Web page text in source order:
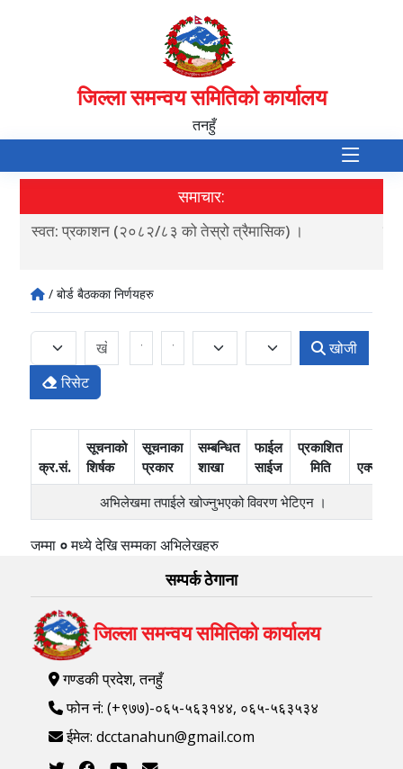
जिल्ला समन्वय समितिको कार्यालय
तनहुँ
समाचार:
स्वत: प्रकाशन (२०८२/८३ को तेस्रो त्रैमासिक) ।
/ बोर्ड बैठकका निर्णयहरु
खोजी
रिसेट
क्र.सं.
सूचनाको
शिर्षक
सूचनाका
प्रकार
सम्बन्धित
शाखा
फाईल
साईज
प्रकाशित
मिति
एक्सन
अभिलेखमा तपाईले खोज्‍नुभएको विवरण भेटिएन ।
जम्मा ०मध्येदेखिसम्मका अभिलेखहरु
सम्पर्क ठेगाना
जिल्ला समन्वय समितिको कार्यालय
गण्डकी प्रदेश, तनहुँ
फोन नं: (+९७७)-०६५-५६३१४४, ०६५-५६३५३४
ईमेल: dcctanahun@gmail.com